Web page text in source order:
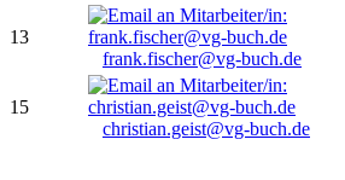
13
frank.fischer@vg-buch.de
15
christian.geist@vg-buch.de